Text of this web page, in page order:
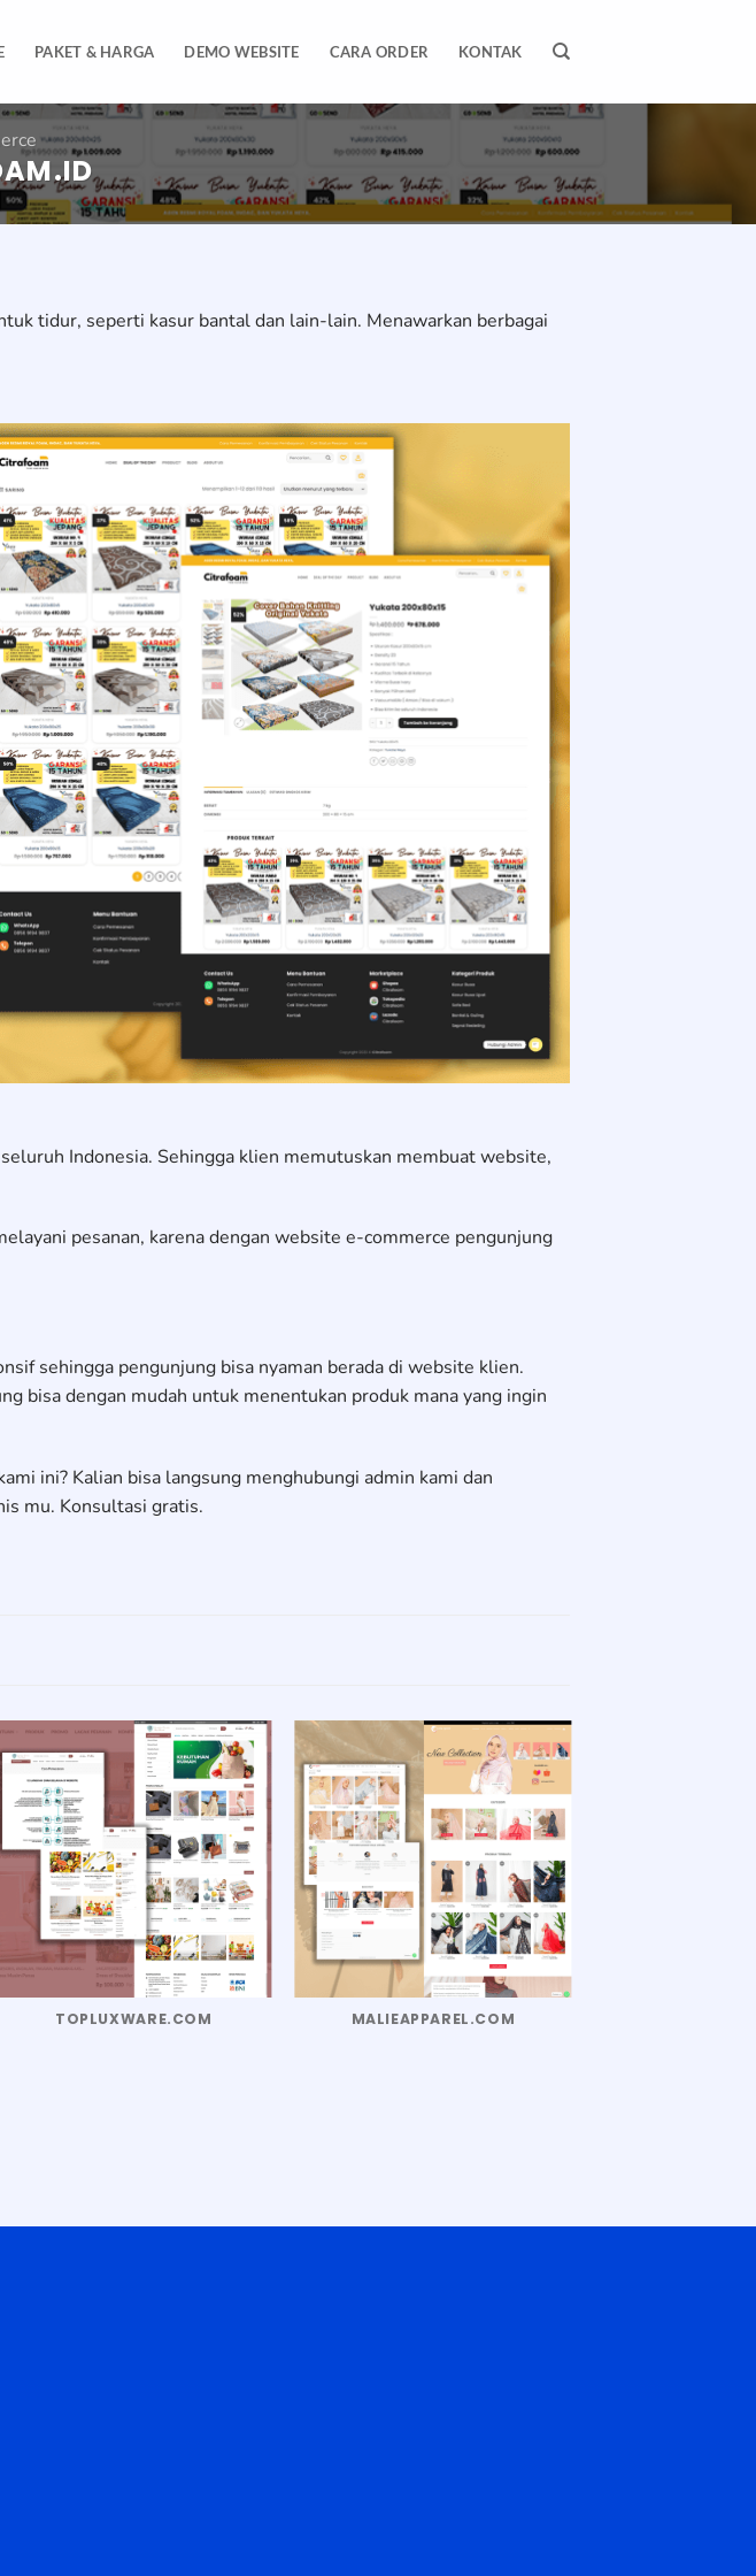
PAKET & HARGA DEMO WEBSITE CARA ORDER KONTAK
tidur, seperti kasur bantal dan lain-lain. Menawarkan berbagai
Indonesia. Sehingga klien memutuskan membuat website,
pesanan, karena dengan website e-commerce pengunjung
sehingga pengunjung bisa nyaman berada di website klien.
bisa dengan mudah untuk menentukan produk mana yang ingin
ini? Kalian bisa langsung menghubungi admin kami dan
mu. Konsultasi gratis.
TOPLUXWARE.COM MALIEAPPAREL.COM